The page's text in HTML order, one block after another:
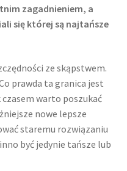
zagadnieniem, a
się której są najtańsze
ze skąpstwem.
prawda ta granica jest
warto poszukać
nowe lepsze
staremu rozwiązaniu
być jedynie tańsze lub